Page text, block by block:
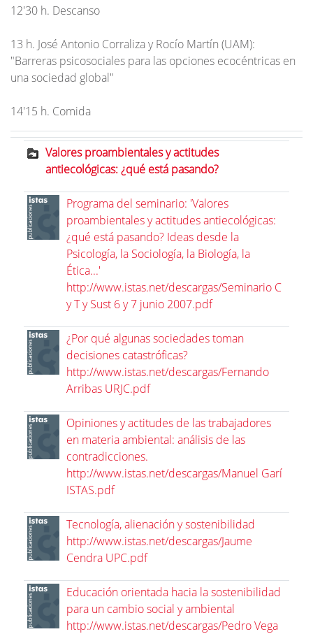
12'30 h. Descanso
13 h. José Antonio Corraliza y Rocío Martín (UAM):
"Barreras psicosociales para las opciones ecocéntricas en
una sociedad global"
14'15 h. Comida
Valores proambientales y actitudes
antiecológicas: ¿qué está pasando?
Programa del seminario: 'Valores
proambientales y actitudes antiecológicas:
¿qué está pasando? Ideas desde la
Psicología, la Sociología, la Biología, la
Ética...'
http://www.istas.net/descargas/Seminario C
y T y Sust 6 y 7 junio 2007.pdf
¿Por qué algunas sociedades toman
decisiones catastróficas?
http://www.istas.net/descargas/Fernando
Arribas URJC.pdf
Opiniones y actitudes de las trabajadores
en materia ambiental: análisis de las
contradicciones.
http://www.istas.net/descargas/Manuel Garí
ISTAS.pdf
Tecnología, alienación y sostenibilidad
http://www.istas.net/descargas/Jaume
Cendra UPC.pdf
Educación orientada hacia la sostenibilidad
para un cambio social y ambiental
http://www.istas.net/descargas/Pedro Vega